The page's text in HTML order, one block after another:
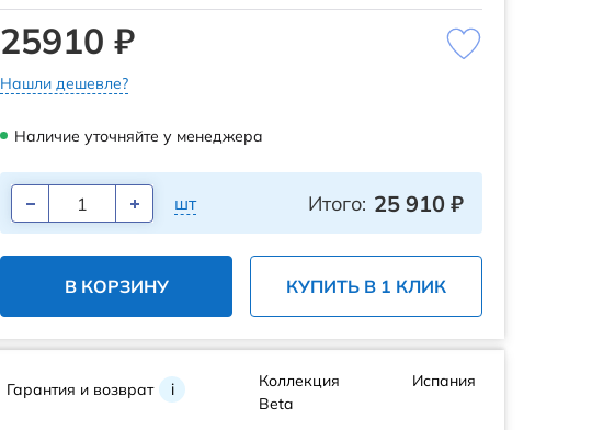
25910 ₽
Нашли дешевле?
Наличие уточняйте у менеджера
шт Итого: 25 910 ₽
В КОРЗИНУ КУПИТЬ В 1 КЛИК
Гарантия и возврат i
Коллекция
Beta
Испания